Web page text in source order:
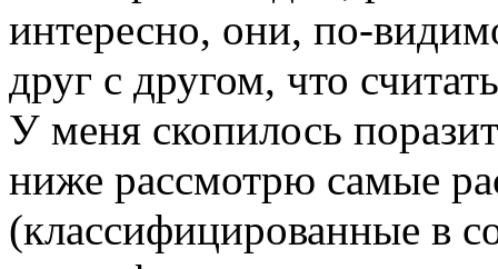
интересно, они, по-
друг с другом, что
У меня скопилось
ниже рассмотрю самые
(классифицированные в